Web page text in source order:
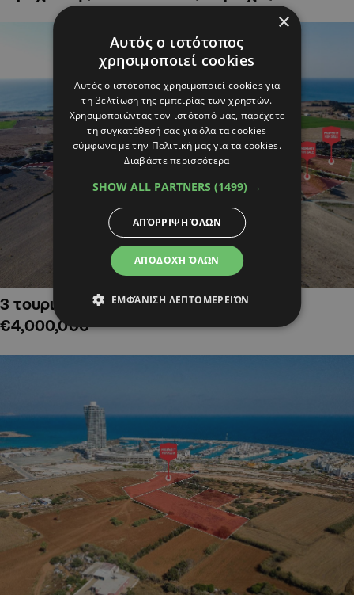
3 τουριστικά χωράφια στην Αλαμινό,
€4,000,000
×
Αυτός ο ιστότοπος
χρησιμοποιεί cookies
Αυτός ο ιστότοπος χρησιμοποιεί cookies για
τη βελτίωση της εμπειρίας των χρηστών.
Χρησιμοποιώντας τον ιστότοπό μας, παρέχετε
τη συγκατάθεσή σας για όλα τα cookies
σύμφωνα με την Πολιτική μας για τα cookies.
Διαβάστε περισσότερα
SHOW ALL PARTNERS (1499) →
ΑΠΟΔΟΧΉ ΌΛΩΝ
ΑΠΌΡΡΙΨΗ ΌΛΩΝ
ΕΜΦΆΝΙΣΗ ΛΕΠΤΟΜΕΡΕΙΏΝ